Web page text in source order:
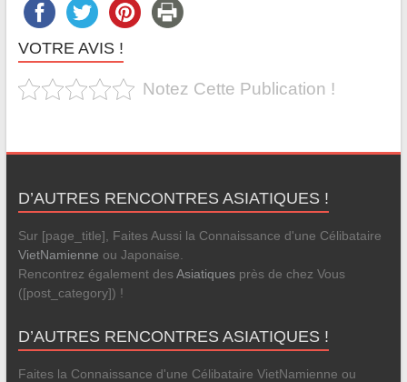
VOTRE AVIS !
Notez Cette Publication !
D’AUTRES RENCONTRES ASIATIQUES !
Sur [page_title], Faites Aussi la Connaissance d'une Célibataire
VietNamienne ou Japonaise.
Rencontrez également desAsiatiquesprès de chez Vous
([post_category]) !
D’AUTRES RENCONTRES ASIATIQUES !
Faites la Connaissance d'une Célibataire VietNamienne ou